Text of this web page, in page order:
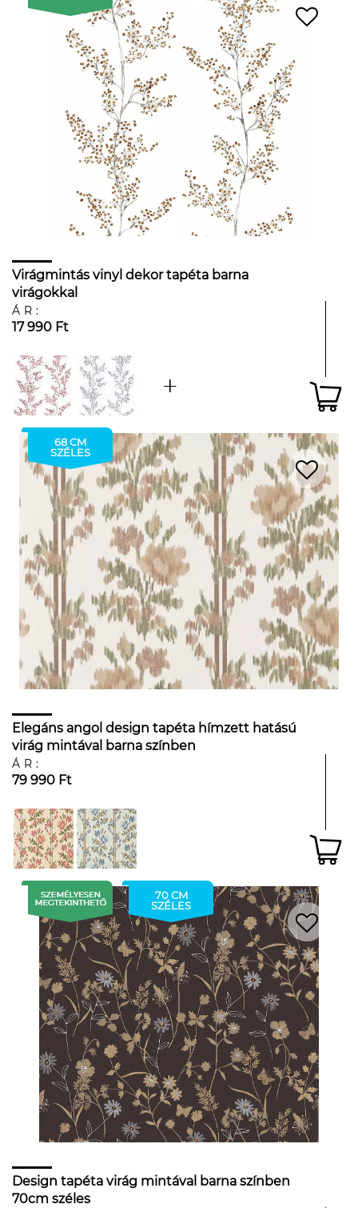
Virágmintás vinyl dekor tapéta barna
virágokkal
ÁR:
17 990 Ft
68 CM
SZÉLES
Elegáns angol design tapéta hímzett hatású
virág mintával barna színben
ÁR:
79 990 Ft
70 CM
SZÉLES
Design tapéta virág mintával barna színben
70cm széles